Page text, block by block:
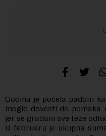
Godina je počela padom
moglo dovesti do
jer se građani sve teže
U februaru je ukupna